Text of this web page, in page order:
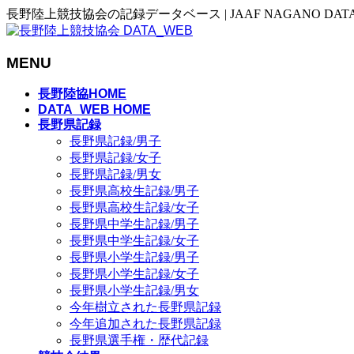
長野陸上競技協会の記録データベース | JAAF NAGANO
MENU
長野陸協HOME
DATA_WEB HOME
長野県記録
長野県記録/男子
長野県記録/女子
長野県記録/男女
長野県高校生記録/男子
長野県高校生記録/女子
長野県中学生記録/男子
長野県中学生記録/女子
長野県小学生記録/男子
長野県小学生記録/女子
長野県小学生記録/男女
今年樹立された長野県記録
今年追加された長野県記録
長野県選手権・歴代記録